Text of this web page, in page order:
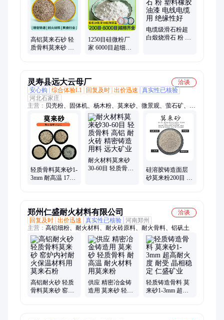
高铝莫来石砂 轻
质骨料莫来砂 窑
1250目硅微粉厂
家 6000目超细石
电缆级滑石粉超
白煅烧滑石 粉 塑
灵寿县远大云母厂
洽谈
安心购
综合体验L1 回复及时 出价迅速
真实性已核验
河北石家庄
主营： 贝壳粉、固体机、杨木粉、莫来砂、微景观、萤石矿、水
洗砂、钠云母、硅酸盐、磨漂珠、白漂珠、乳胶漆、萤石块、细
云母、发光石、黑彩砂、轻钙粉、珠光粉、蛭石粉、夜光沙、云
母沙、石棉绒、硅藻泥、珍珠岩、非金属、芙蓉红
轻质骨料莫来砂1-
3mm 耐高温 1750
耐火材料莫来砂
30-60目 轻质骨料
硅溶胶铸造面层
砂莫来粉200目 黄
郑州仁盛耐火材料有限公司
洽谈
回复及时 出价迅速 真实性已核验 河南郑州
主营： 高铝细粉、耐火材料、耐火砖原料、耐火骨料、铝矾土
高铝耐火砂 轻质
骨料莫来砂 窑炉
供应 精密冶金铸
造用 莫来砂 轻质
轻质铸造骨料 莫
来砂1-3mm 超高